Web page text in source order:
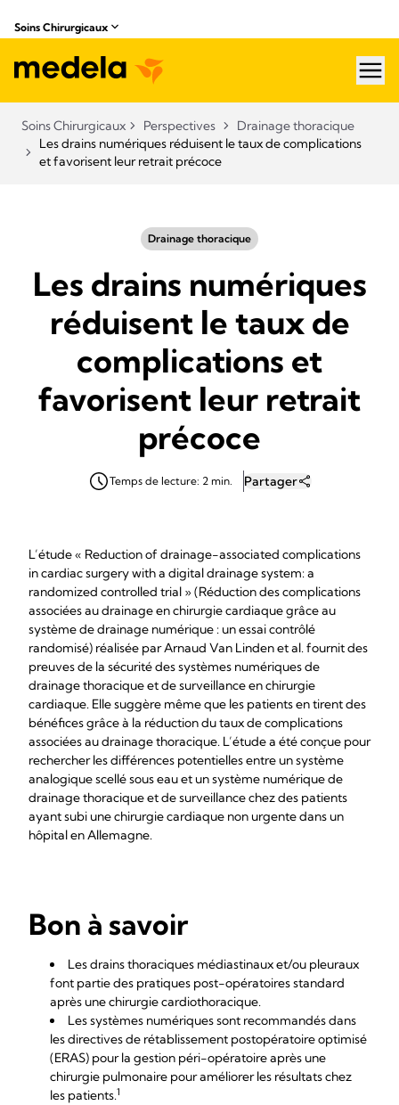
Soins Chirurgicaux
Soins Chirurgicaux Perspectives
Drainage thoracique
Les drains numériques réduisent le taux de complications
et favorisent leur retrait précoce
Drainage thoracique
Les drains numériques
réduisent le taux de
complications et
favorisent leur retrait
précoce
Temps de lecture: 2 min. Partager
L’étude « Reduction of drainage-associated complications
in cardiac surgery with a digital drainage system: a
randomized controlled trial » (Réduction des complications
associées au drainage en chirurgie cardiaque grâce au
système de drainage numérique : un essai contrôlé
randomisé) réalisée par Arnaud Van Linden et al. fournit des
preuves de la sécurité des systèmes numériques de
drainage thoracique et de surveillance en chirurgie
cardiaque. Elle suggère même que les patients en tirent des
bénéfices grâce à la réduction du taux de complications
associées au drainage thoracique. L’étude a été conçue pour
rechercher les différences potentielles entre un système
analogique scellé sous eau et un système numérique de
drainage thoracique et de surveillance chez des patients
ayant subi une chirurgie cardiaque non urgente dans un
hôpital en Allemagne.
Bon à savoir
Les drains thoraciques médiastinaux et/ou pleuraux
font partie des pratiques post-opératoires standard
après une chirurgie cardiothoracique.
Les systèmes numériques sont recommandés dans
les directives de rétablissement postopératoire optimisé
(ERAS) pour la gestion péri-opératoire après une
chirurgie pulmonaire pour améliorer les résultats chez
les patients.1